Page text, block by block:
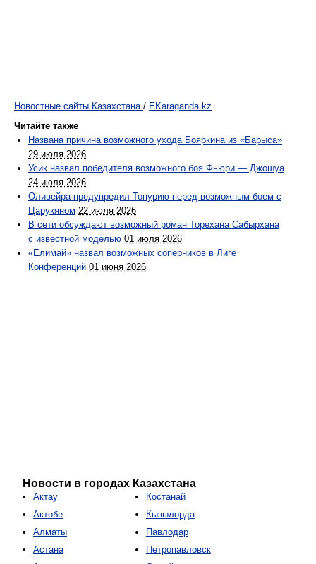
Новостные сайты Казахстана / EKaraganda.kz
Читайте также
Названа причина возможного ухода Бояркина из «Барыса»
29 июля 2026
Усик назвал победителя возможного боя Фьюри — Джошуа
24 июля 2026
Оливейра предупредил Топурию перед возможным боем с
Царукяном 22 июля 2026
В сети обсуждают возможный роман Торехана Сабырхана
с известной моделью 01 июля 2026
«Елимай» назвал возможных соперников в Лиге
Конференций 01 июня 2026
Новости в городах Казахстана
Актау
Актобе
Алматы
Астана
Костанай
Кызылорда
Павлодар
Петропавловск